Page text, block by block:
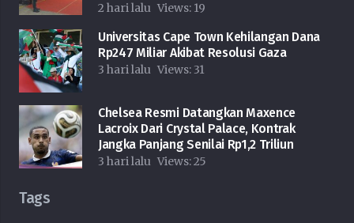
2 hari lalu Views: 19
Universitas Cape Town Kehilangan Dana
Rp247 Miliar Akibat Resolusi Gaza
3 hari lalu Views: 31
Chelsea Resmi Datangkan Maxence
Lacroix Dari Crystal Palace, Kontrak
Jangka Panjang Senilai Rp1,2 Triliun
3 hari lalu Views:25
Tags